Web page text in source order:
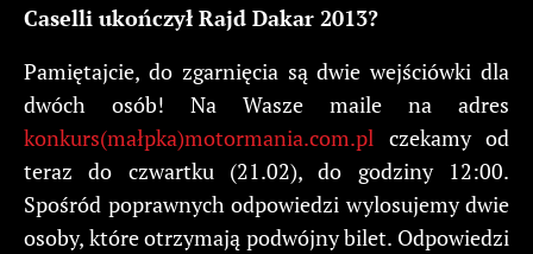
Caselli ukończył Rajd Dakar 2013?
Pamiętajcie, do zgarnięcia są dwie wejściówki dla
dwóch osób! Na Wasze maile na adres
konkurs(małpka)motormania.com.pl czekamy od
teraz do czwartku (21.02), do godziny 12:00.
Spośród poprawnych odpowiedzi wylosujemy dwie
osoby, które otrzymają podwójny bilet. Odpowiedzi